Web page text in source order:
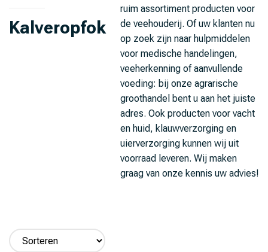
Kalveropfok
ruim assortiment producten voor
de veehouderij. Of uw klanten nu
op zoek zijn naar hulpmiddelen
voor medische handelingen,
veeherkenning of aanvullende
voeding: bij onze agrarische
groothandel bent u aan het juiste
adres. Ook producten voor vacht
en huid, klauwverzorging en
uierverzorging kunnen wij uit
voorraad leveren. Wij maken
graag van onze kennis uw advies!